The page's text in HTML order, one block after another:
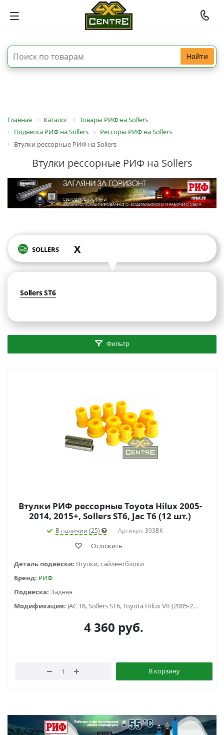
Найти
Главная Каталог
Товары РИФ на Sollers
Подвеска РИФ на Sollers
Рессоры РИФ на Sollers
Втулки рессорные РИФ на Sollers
Втулки рессорные РИФ на Sollers
SOLLERS X
Sollers ST6
Фильтр
Втулки РИФ рессорные Toyota Hilux 2005-
2014, 2015+, Sollers ST6, Jac T6 (12 шт.)
В наличии (25) Артикул: 303BK
Отложить
Деталь подвески: Втулки, сайлентблоки
Бренд: РИФ
Подвеска: Задняя
Модификация:
JAC T6, Sollers ST6, Toyota Hilux VII (2005-2014), Toyota Hilux VIII (2015-2020)
4 360 руб.
В корзину